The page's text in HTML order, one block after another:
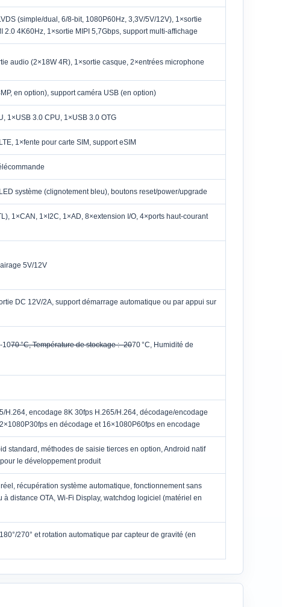
(simple/dual, 6/8-bit, 1080P60Hz, 3,3V/5V/12V), 1×sortie
2.0 4K60Hz, 1×sortie MIPI 5,7Gbps, support multi-affichage
audio (2×18W 4R), 1×sortie casque, 2×entrées microphone
en option), support caméra USB (en option)
1×USB 3.0 CPU, 1×USB 3.0 OTG
1×fente pour carte SIM, support eSIM
système (clignotement bleu), boutons reset/power/upgrade
1×CAN, 1×I2C, 1×AD, 8×extension I/O, 4×ports haut-courant
5V/12V
DC 12V/2A, support démarrage automatique ou par appui sur
1070 °C, Température de stockage : -2070 °C, Humidité de
H.264, encodage 8K 30fps H.265/H.264, décodage/encodage
en décodage et 16×1080P60fps en encodage
standard, méthodes de saisie tierces en option, Android natif
le développement produit
récupération système automatique, fonctionnement sans
distance OTA, Wi-Fi Display, watchdog logiciel (matériel en
270° et rotation automatique par capteur de gravité (en